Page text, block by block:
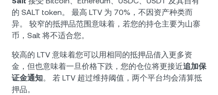
的 SALT token。 最高 LTV 为 70%，不因资产种类而
异。 较窄的抵押品范围意味着，若您的持仓主要为山寨
币，Salt 将不适合您。
较高的 LTV 意味着您可以用相同的抵押品借入更多资
金，但也意味着一旦价格下跌，您的仓位将更接近追加保
证金通知。 若 LTV 超过维持阈值，两个平台均会清算抵
押品。